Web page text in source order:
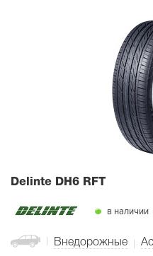
Delinte DH6 RFT
в наличии
Внедорожные